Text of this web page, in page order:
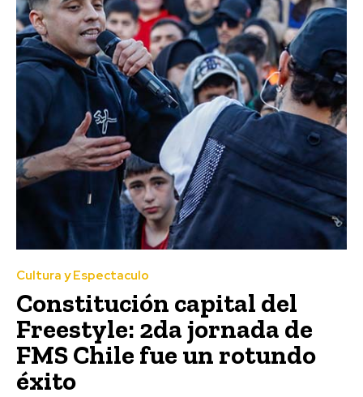
Cultura y Espectaculo
Constitución capital del
Freestyle: 2da jornada de
FMS Chile fue un rotundo
éxito